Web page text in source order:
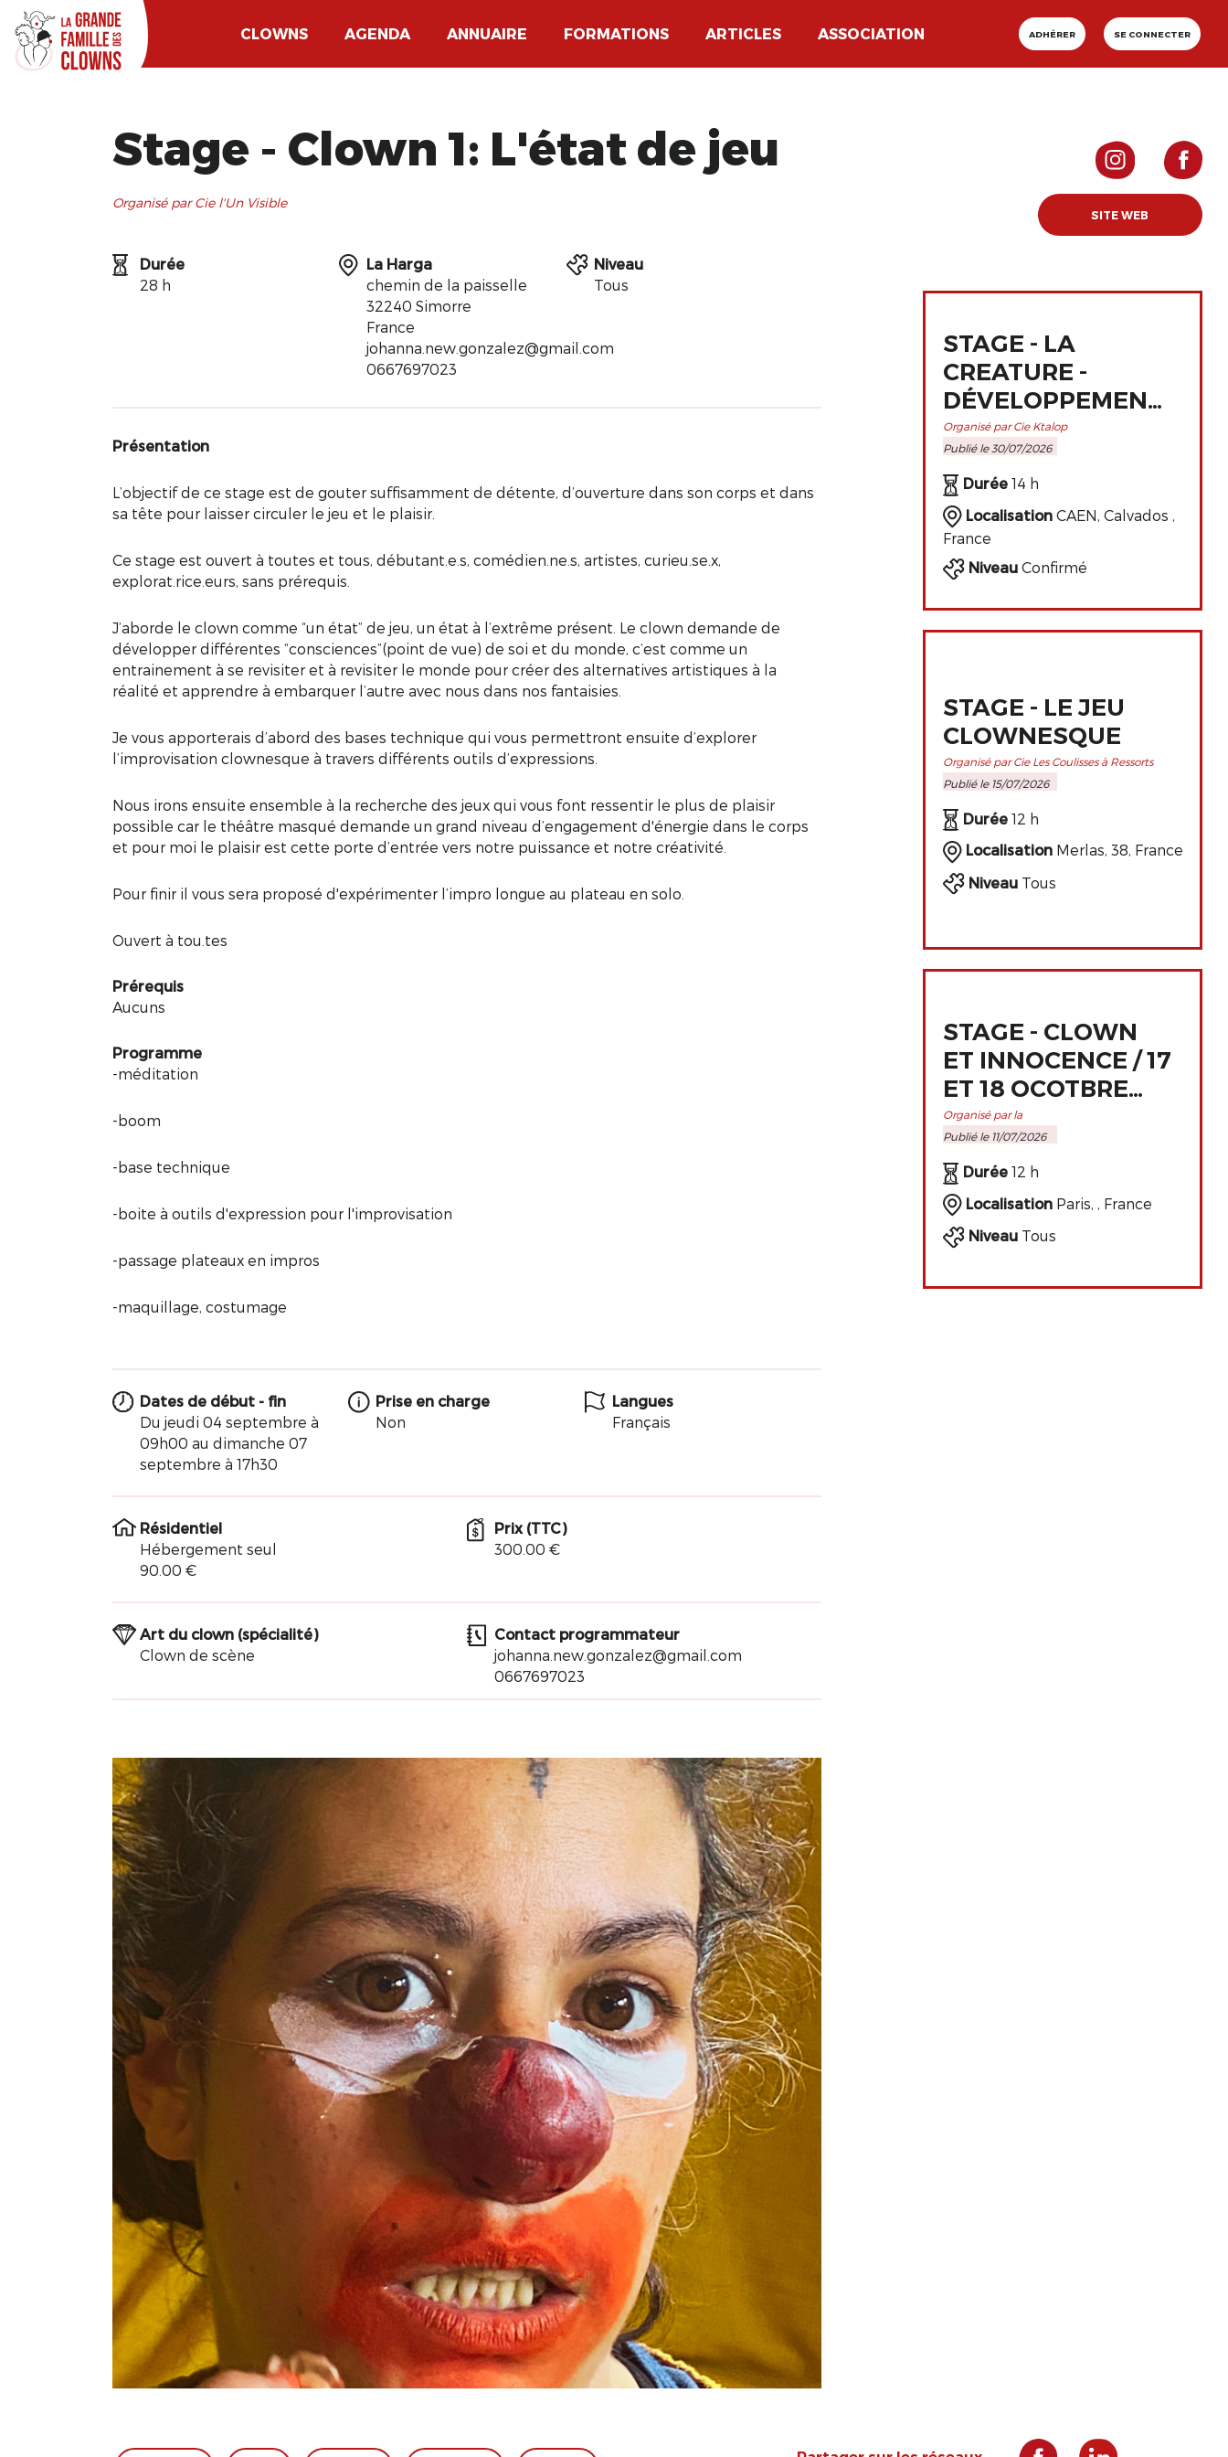
CLOWNS AGENDA ANNUAIRE FORMATIONS ARTICLES ASSOCIATION ADHÉRER SE CONNECTER
Stage - Clown 1: L'état de jeu
Organisé par Cie l'Un Visible
Durée
28 h
La Harga
chemin de la paisselle
32240 Simorre
France
johanna.new.gonzalez@gmail.com
0667697023
Niveau
Tous
Présentation
L’objectif de ce stage est de gouter suffisamment de détente, d’ouverture dans son corps et dans
sa tête pour laisser circuler le jeu et le plaisir.
Ce stage est ouvert à toutes et tous, débutant.e.s, comédien.ne.s, artistes, curieu.se.x,
explorat.rice.eurs, sans prérequis.
J’aborde le clown comme “un état” de jeu, un état à l’extrême présent. Le clown demande de
développer différentes “consciences”(point de vue) de soi et du monde, c’est comme un
entrainement à se revisiter et à revisiter le monde pour créer des alternatives artistiques à la
réalité et apprendre à embarquer l’autre avec nous dans nos fantaisies.
Je vous apporterais d’abord des bases technique qui vous permettront ensuite d’explorer
l’improvisation clownesque à travers différents outils d’expressions.
Nous irons ensuite ensemble à la recherche des jeux qui vous font ressentir le plus de plaisir
possible car le théâtre masqué demande un grand niveau d’engagement d'énergie dans le corps
et pour moi le plaisir est cette porte d’entrée vers notre puissance et notre créativité.
Pour finir il vous sera proposé d'expérimenter l’impro longue au plateau en solo.
Ouvert à tou.tes
Prérequis
Aucuns
Programme
-méditation
-boom
-base technique
-boite à outils d'expression pour l'improvisation
-passage plateaux en impros
-maquillage, costumage
Dates de début - fin
Du jeudi 04 septembre à
09h00 au dimanche 07
septembre à 17h30
Prise en charge
Non
Langues
Français
Résidentiel
Hébergement seul
90.00 €
Prix (TTC)
300.00 €
Art du clown (spécialité)
Clown de scène
Contact programmateur
johanna.new.gonzalez@gmail.com
0667697023
SITE WEB
STAGE - LA
CREATURE -
DÉVELOPPEMENT
ET
PERFECTIONNEMENT
DE L'ART
CLOWNESQUE
Organisé par Cie Ktalop
Publié le 30/07/2026
Durée14 h
LocalisationCAEN, Calvados ,
France
NiveauConfirmé
STAGE - LE JEU
CLOWNESQUE
Organisé par Cie Les Coulisses à Ressorts
Publié le 15/07/2026
Durée12 h
LocalisationMerlas, 38, France
NiveauTous
STAGE - CLOWN
ET INNOCENCE / 17
ET 18 OCOTBRE
2026 À PARIS
Organisé par la
Publié le 11/07/2026
Durée12 h
LocalisationParis, , France
NiveauTous